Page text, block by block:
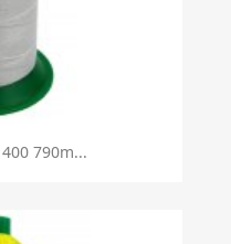
400 790m...